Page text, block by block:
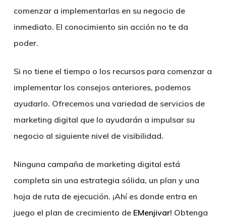
comenzar a implementarlas en su negocio de
inmediato. El conocimiento sin acción no te da
poder.
Si no tiene el tiempo o los recursos para comenzar a
implementar los consejos anteriores, podemos
ayudarlo. Ofrecemos una variedad de servicios de
marketing digital que lo ayudarán a impulsar su
negocio al siguiente nivel de visibilidad.
Ninguna campaña de marketing digital está
completa sin una estrategia sólida, un plan y una
hoja de ruta de ejecución. ¡Ahí es donde entra en
juego el plan de crecimiento de EMenjivar! Obtenga